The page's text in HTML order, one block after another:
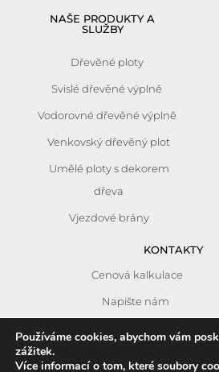
NAŠE PRODUKTY A
SLUŽBY
Dřevěné ploty
Svislé dřevěné výplně
Vodorovné dřevěné výplně
Venkovský dřevěný plot
Umělé ploty s dekorem
dřeva
Vjezdové brány
KONTAKTY
Cenová kalkulace
Napište nám
Používáme cookies, abychom vám
zážitek.
Více informací o tom, které soubory